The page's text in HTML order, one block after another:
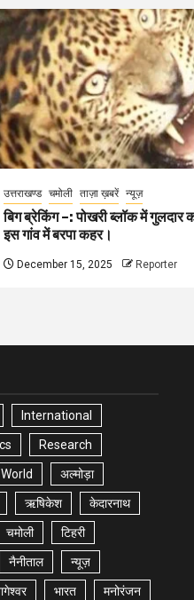
उत्तराखण्ड चमोली ताज़ा ख़बरें न्यूज़
बिग ब्रेकिंग –: पोखरी ब्लॉक में
इस गांव में बरपा कहर।
December 15, 2025 Reporter
International
Research
World अल्मोड़ा
ऋषिकेश केदारनाथ
चमोली टिहरी
नैनीताल न्यूज़
भारत मनोरंजन